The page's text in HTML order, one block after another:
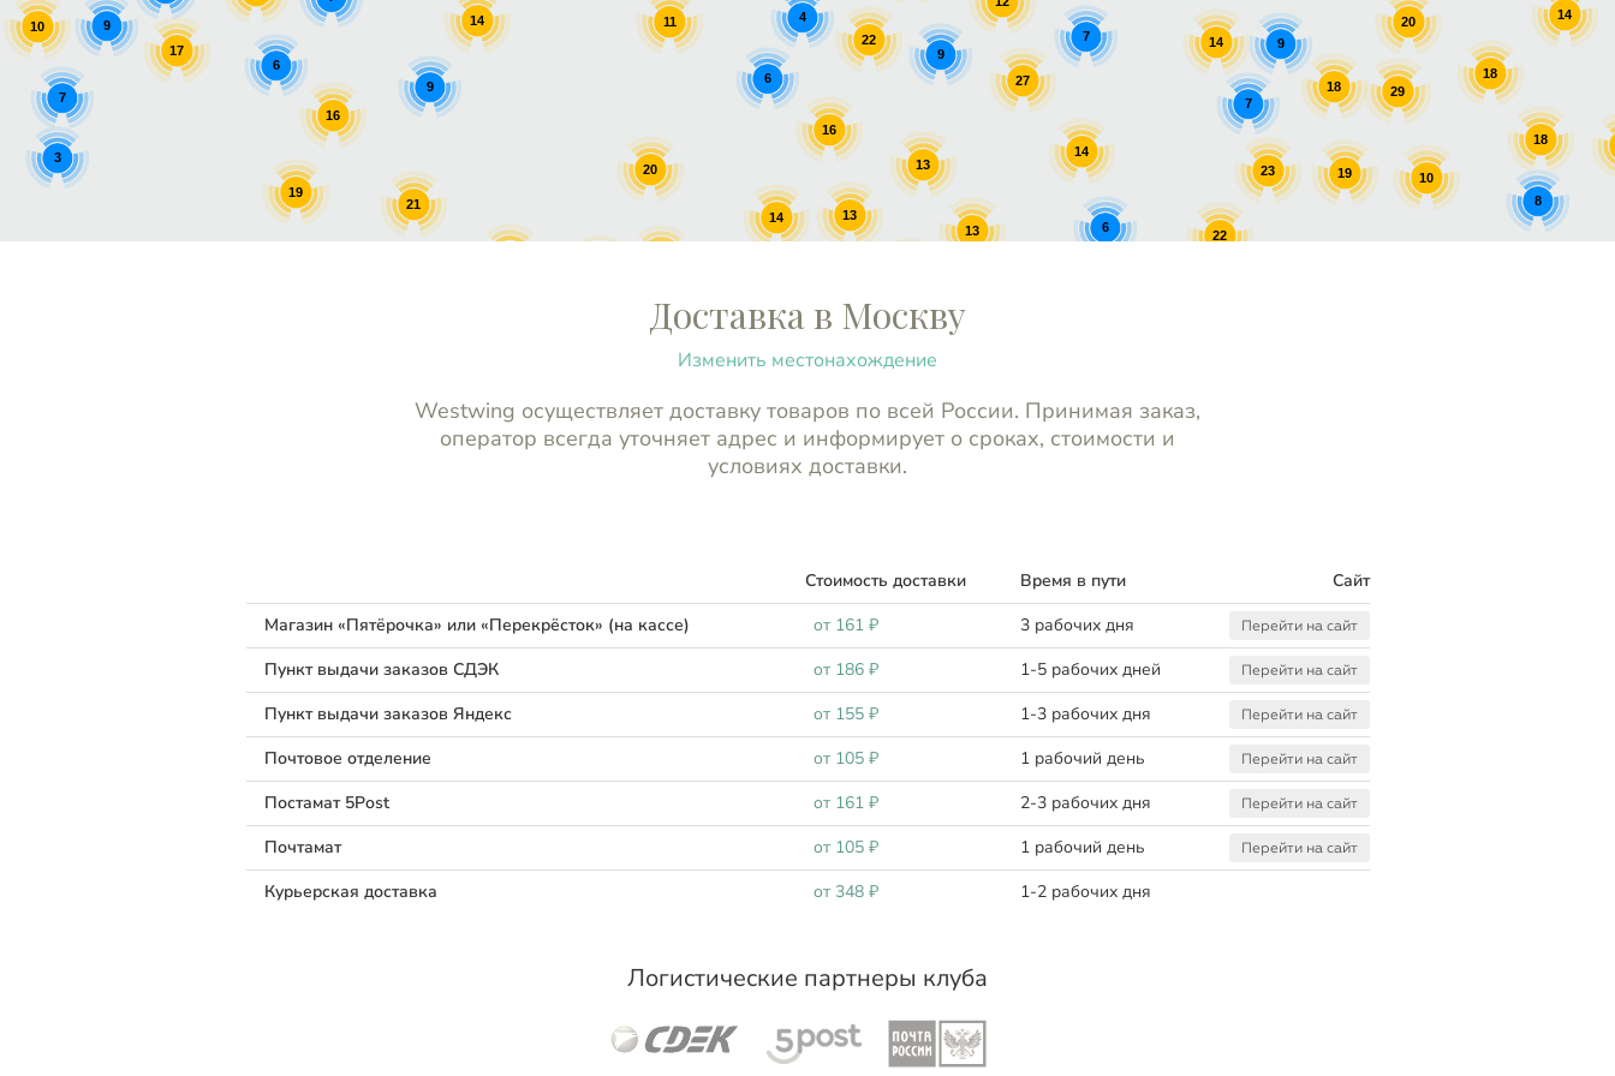
19
14
7
29
19
20
27
13
17
14
18
23
13
10
10
18
21
13
14
3
9
16
22
22
18
9
16
20
6
14
14
11
7
9
9
6
6
8
7
4
Доставка в Москву
Изменить местонахождение
Westwing осуществляет доставку товаров по всей России. Принимая заказ,
оператор всегда уточняет адрес и информирует о сроках, стоимости и
условиях доставки.
Стоимость доставки Время в пути
Сайт
Магазин «Пятёрочка» или «Перекрёсток» (на кассе)
oт 161 ₽ 3 рабочих дня Перейти на сайт
Пункт выдачи заказов СДЭК oт 186 ₽ 1-5 рабочих дней Перейти на сайт
Пункт выдачи заказов Яндекс oт 155 ₽ 1-3 рабочих дня Перейти на сайт
Почтовое отделение oт 105 ₽ 1 рабочий день Перейти на сайт
Постамат 5Post oт 161 ₽ 2-3 рабочих дня Перейти на сайт
Почтамат oт 105 ₽ 1 рабочий день Перейти на сайт
Курьерская доставка oт 348 ₽ 1-2 рабочих дня
Логистические партнеры клуба